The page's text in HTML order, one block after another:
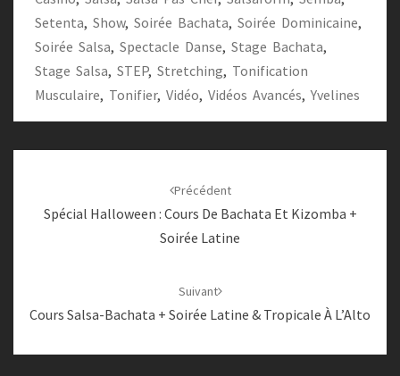
Setenta, Show, Soirée Bachata, Soirée Dominicaine,
Soirée Salsa, Spectacle Danse, Stage Bachata,
Stage Salsa, STEP, Stretching, Tonification
Musculaire, Tonifier, Vidéo, Vidéos Avancés,Yvelines
Précédent
Spécial Halloween : Cours De Bachata Et Kizomba +
Soirée Latine
Suivant
Cours Salsa-Bachata + Soirée Latine & Tropicale À L’Alto